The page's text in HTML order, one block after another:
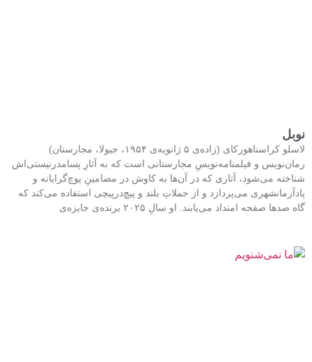
نوبل
لاسلو کراسناهورکای (زاده‌ی ۵ ژانویه‌ی ۱۹۵۴، جیولا، مجارستان)
رمان‌نویس و فیلمنامه‌نویسِ مجارستانی است که به آثارِ پسامدرنیستی‌اش
شناخته می‌شود، آثاری که در آن‌ها به کاوش در مضامینِ پوچ‌گرایانه و
پادآرمانشهری می‌پردازد و از جملاتِ بلند و پیچ‌درپیچی استفاده می‌کند که
گاه صدها صفحه امتداد می‌یابند. او سالِ ۲۰۲۵ برنده‌ی جایزه‌ی